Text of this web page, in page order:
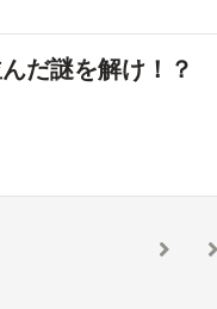
だ謎を解け！？